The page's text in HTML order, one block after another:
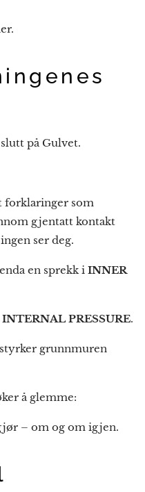
på Gulvet.
forklaringer som
gjentatt kontakt
ser deg.
en sprekk i INNER
INTERNAL PRESSURE.
grunnmuren
å glemme:
– om og om igjen.